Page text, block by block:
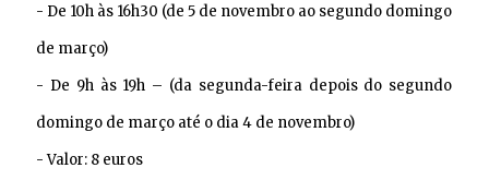
- De 10h às 16h30 (de 5 de novembro ao segundo domingo
de março)
- De 9h às 19h – (da segunda-feira depois do segundo
domingo de março até o dia 4 de novembro)
- Valor: 8 euros